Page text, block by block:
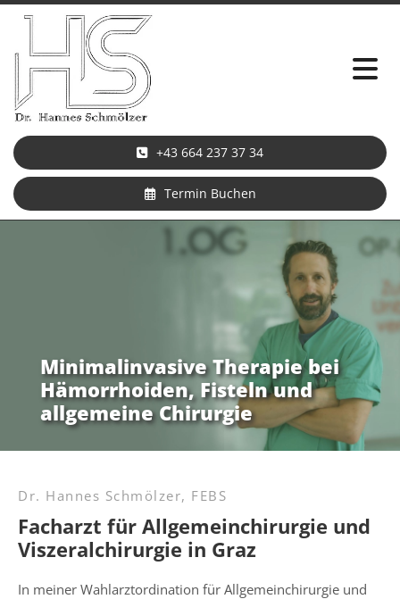
+43 664 237 37 34
Termin Buchen
Minimalinvasive Therapie bei
Hämorrhoiden, Fisteln und
allgemeine Chirurgie
Dr. Hannes Schmölzer, FEBS
Facharzt für Allgemeinchirurgie und
Viszeralchirurgie in Graz
In meiner Wahlarztordination für Allgemeinchirurgie und